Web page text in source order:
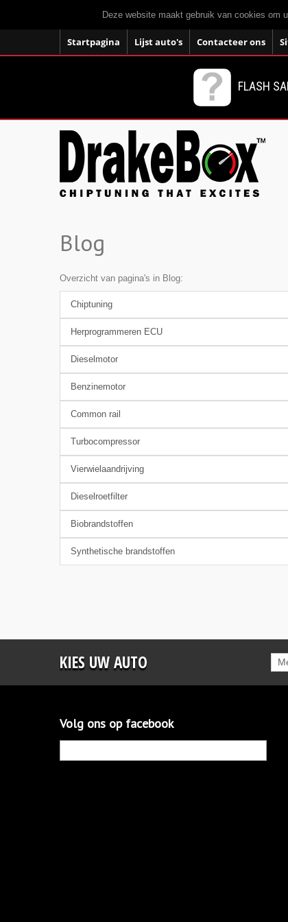
Deze website maakt gebruik van cookies om
Startpagina Lijst auto's Contacteer ons
FLASH
Blog
Overzicht van pagina's in Blog:
Chiptuning
Herprogrammeren ECU
Dieselmotor
Benzinemotor
Common rail
Turbocompressor
Vierwielaandrijving
Dieselroetfilter
Biobrandstoffen
Synthetische brandstoffen
KIES UW AUTO
Volg ons op facebook